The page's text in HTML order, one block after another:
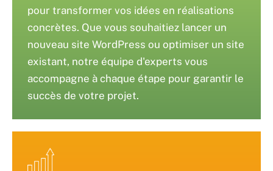
pour transformer vos idées en réalisations
concrètes. Que vous souhaitiez lancer un
nouveau site WordPress ou optimiser un site
existant, notre équipe d'experts vous
accompagne à chaque étape pour garantir le
succès de votre projet.